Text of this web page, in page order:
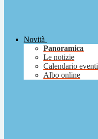
Novità
Panoramica
Le notizie
Calendario eventi
Albo online